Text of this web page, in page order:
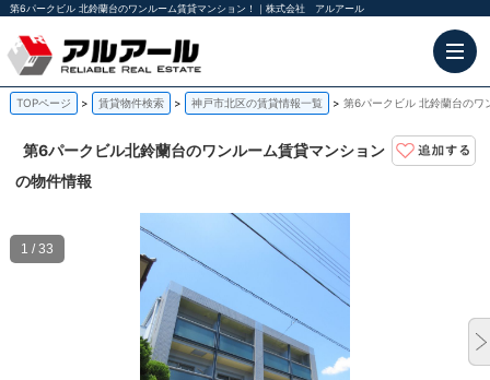
第6パークビル 北鈴蘭台のワンルーム賃貸マンション！｜株式会社 アルアール
TOPページ 賃貸物件検索 神戸市北区の賃貸情報一覧 第6パークビル 北鈴蘭台のワ
第6パークビル北鈴蘭台のワンルーム賃貸マンション
の物件情報
1 / 33